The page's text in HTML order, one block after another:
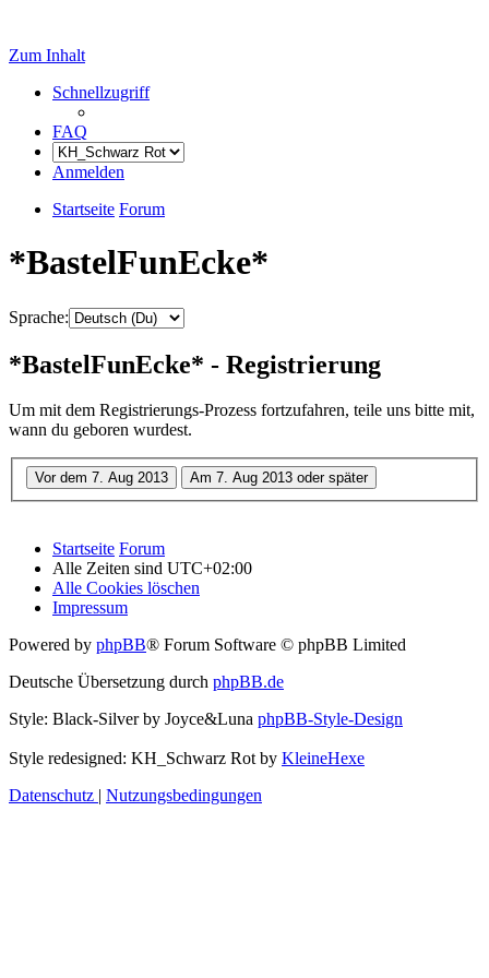
Zum Inhalt
Schnellzugriff
FAQ
Anmelden
Startseite Forum
*BastelFunEcke*
Sprache:
*BastelFunEcke* - Registrierung
Um mit dem Registrierungs-Prozess fortzufahren, teile uns bitte mit,
wann du geboren wurdest.
Startseite Forum
Alle Zeiten sind UTC+02:00
Alle Cookies löschen
Impressum
Powered by phpBB® Forum Software © phpBB Limited
Deutsche Übersetzung durch phpBB.de
Style: Black-Silver by Joyce&Luna phpBB-Style-Design
Style redesigned: KH_Schwarz Rot by KleineHexe
Datenschutz | Nutzungsbedingungen